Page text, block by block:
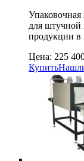
для штучной
продукции в
Цена: 225
Купить